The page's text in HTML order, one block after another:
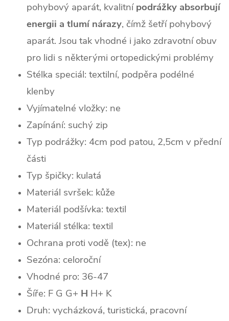
pohybový aparát, kvalitnípodrážky absorbují
energii a tlumí nárazy, čímž šetří pohybový
aparát. Jsou tak vhodné i jako zdravotní obuv
pro lidi s některými ortopedickými problémy
Stélka speciál: textilní, podpěra podélné
klenby
Vyjímatelné vložky: ne
Zapínání: suchý zip
Typ podrážky: 4cm pod patou, 2,5cm v přední
části
Typ špičky: kulatá
Materiál svršek: kůže
Materiál podšívka: textil
Materiál stélka: textil
Ochrana proti vodě (tex): ne
Sezóna: celoroční
Vhodné pro: 36-47
Šíře: F G G+ H H+ K
Druh: vycházková, turistická, pracovní